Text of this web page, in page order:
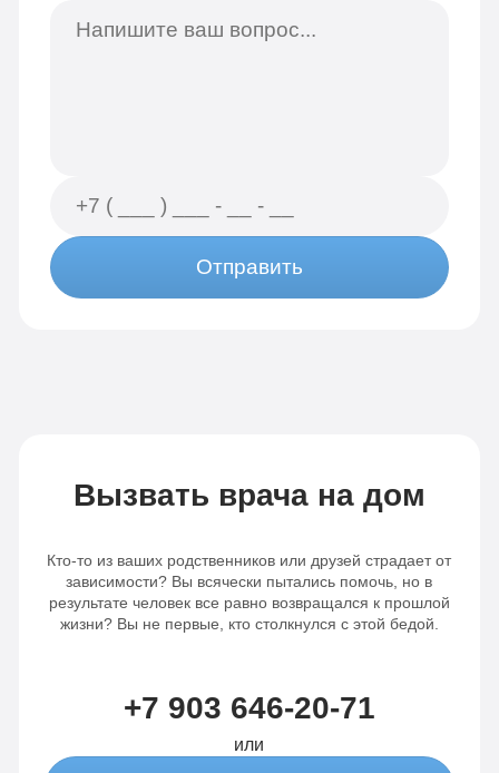
Отправить
Вызвать врача на дом
Кто-то из ваших родственников или друзей страдает от
зависимости? Вы всячески пытались помочь, но в
результате человек все равно возвращался к прошлой
жизни? Вы не первые, кто столкнулся с этой бедой.
+7 903 646-20-71
или